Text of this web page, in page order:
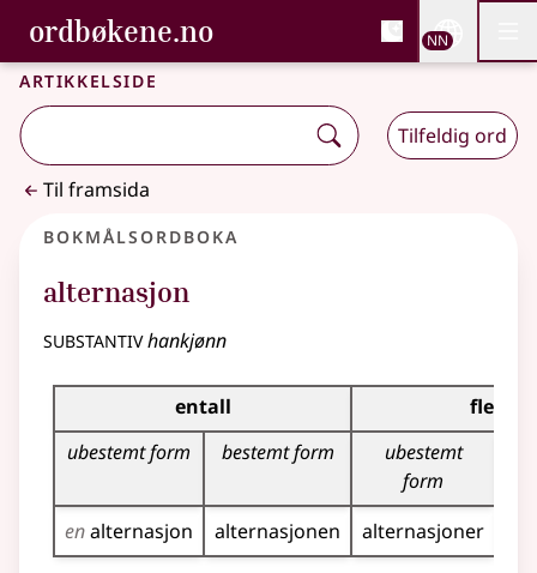
Gå til hovudinnhald
Tilgjenge
ordbøkene.no, Bokmålsordboka og
Bokmålsordboka og Nynorskordboka
NN
Artikkelside
Tilfeldig ord
Til framsida
Bokmålsordboka
alternasjon
substantivhankjønn
Bøyingstabell for dette substantivet
entall
flertall
ubestemt form
bestemt form
ubestemt
form
enalternasjon alternasjonen alternasjoner